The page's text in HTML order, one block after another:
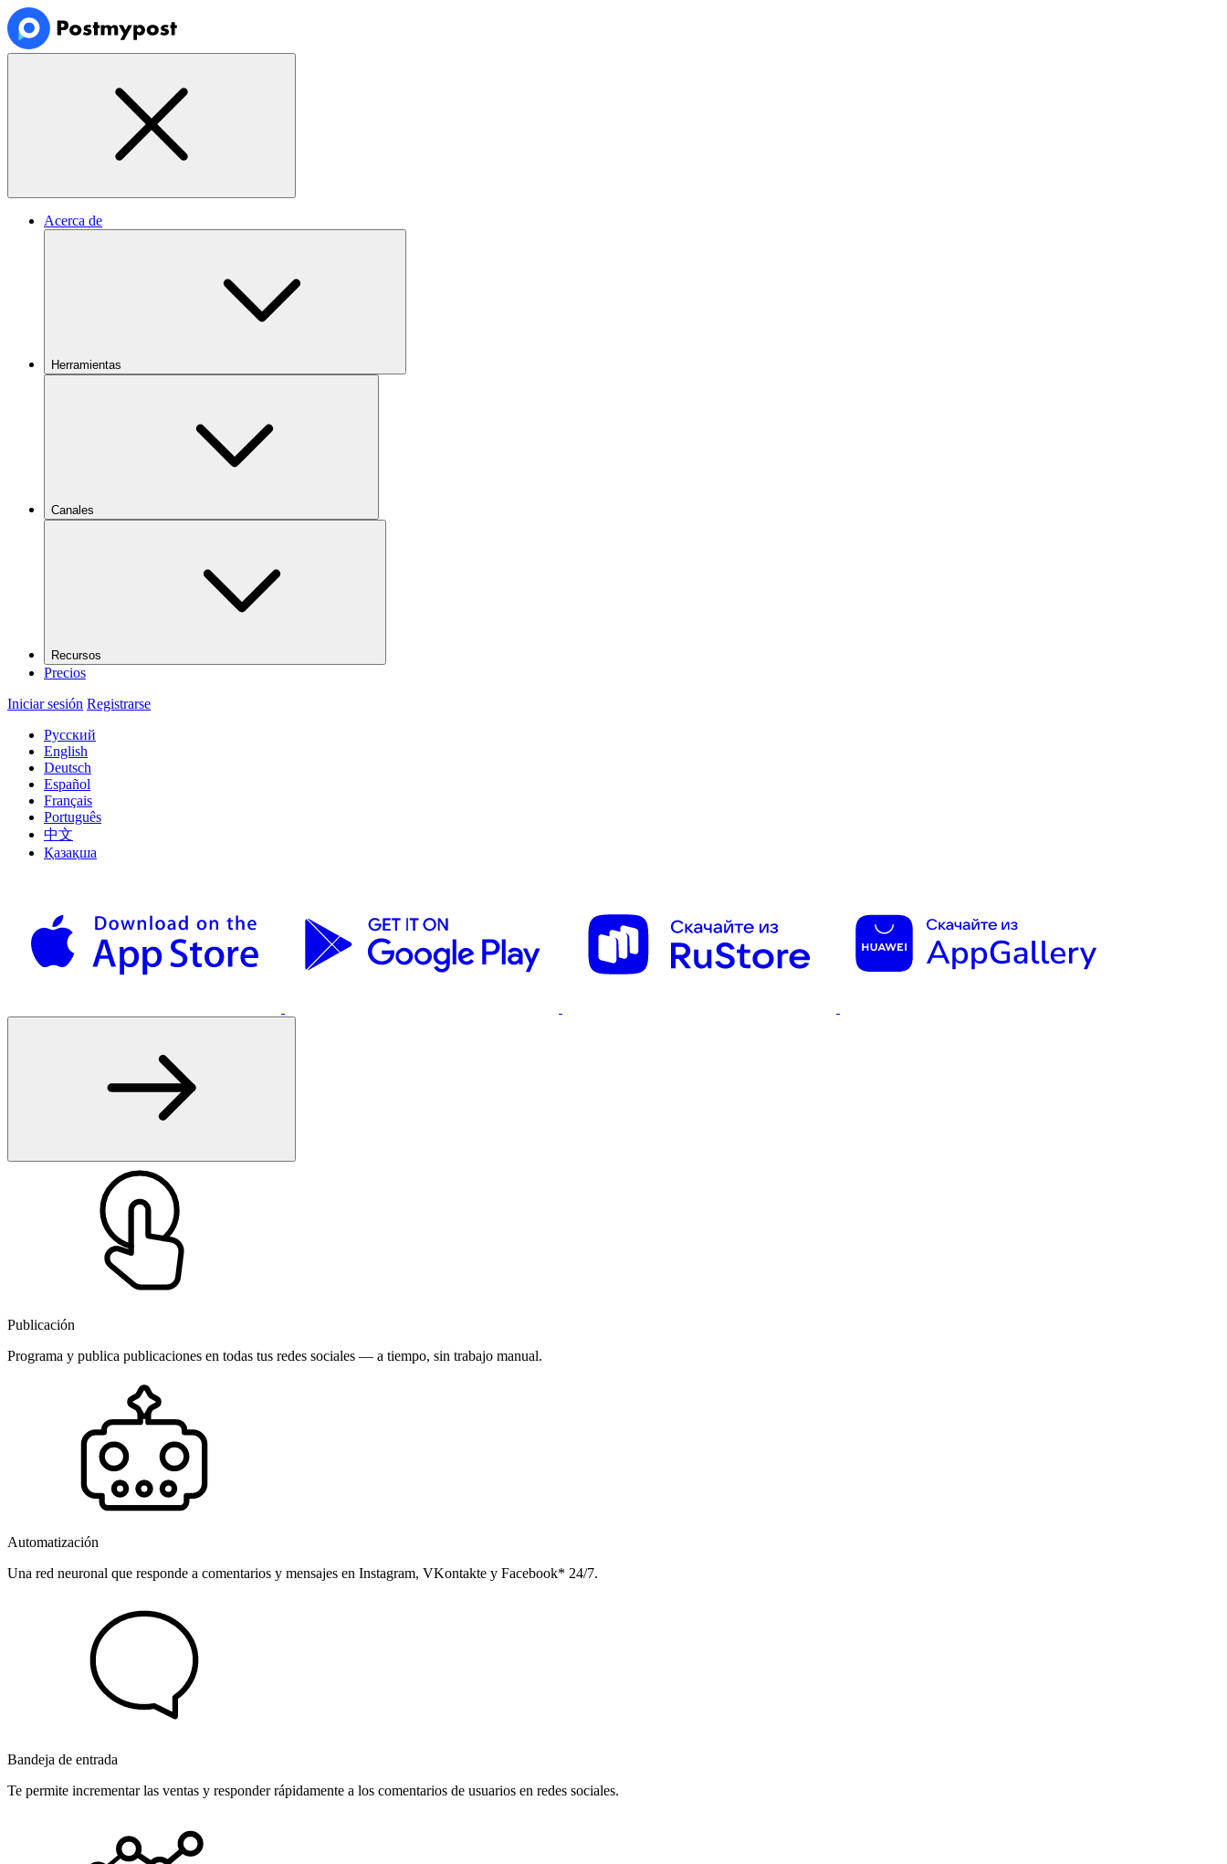
Acerca de
Herramientas
Canales
Recursos
Precios
Iniciar sesión Registrarse
Русский
English
Deutsch
Español
Français
Português
中文
Қазақша
Publicación
Programa y publica publicaciones en todas tus redes sociales — a tiempo, sin trabajo manual.
Automatización
Una red neuronal que responde a comentarios y mensajes en Instagram, VKontakte y Facebook* 24/7.
Bandeja de entrada
Te permite incrementar las ventas y responder rápidamente a los comentarios de usuarios en redes sociales.